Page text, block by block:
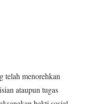
telah menorehkan
ataupun tugas